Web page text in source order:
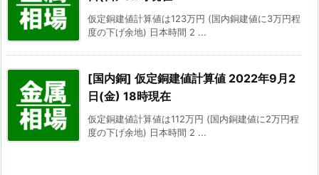
仮定銅建値計算値は123万円 (国内銅建値に3万円程
度の下げ余地) 日本時間 2 ...
[国内銅] 仮定銅建値計算値 2022年9月2
日(金) 18時現在
仮定銅建値計算値は112万円 (国内銅建値に2万円程
度の下げ余地) 日本時間 2 ...